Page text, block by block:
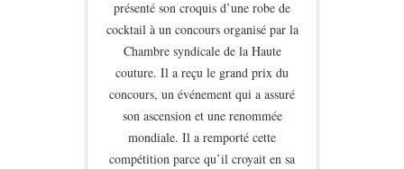
présenté son croquis d’une robe de
cocktail à un concours organisé par la
Chambre syndicale de la Haute
couture. Il a reçu le grand prix du
concours, un événement qui a assuré
son ascension et une renommée
mondiale. Il a remporté cette
compétition parce qu’il croyait en sa